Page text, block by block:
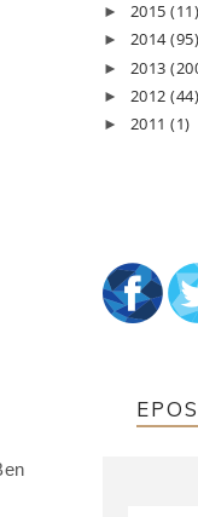
► 2015 (11)
► 2014(95)
► 2013
► 2012 (44)
► 2011 (1)